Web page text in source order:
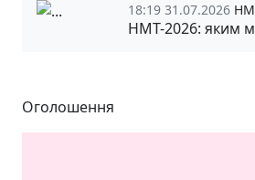
18:19 31.07.2026
НМТ-2026: яким
Оголошення